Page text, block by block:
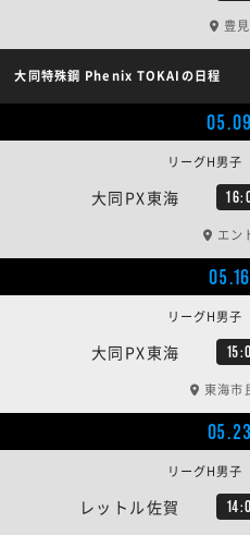
豊
大同特殊鋼 Phenix TOKAIの日程
05.09
大同PX東海
リーグH男
エン
05.16
大同PX東海
リーグH男
東海市
05.23
レットル佐賀
リーグH男